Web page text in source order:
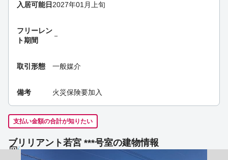
入居可能日2027年01月上旬
フリーレン
ト期間
－
取引形態 一般媒介
備考 火災保険要加入
支払い金額の合計が知りたい
ブリリアント若宮 ***号室の建物情報